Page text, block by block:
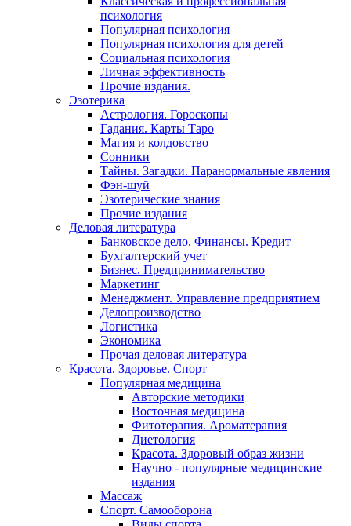
психология
Популярная психология
Популярная психология для детей
Социальная психология
Личная эффективность
Прочие издания.
Эзотерика
Астрология. Гороскопы
Гадания. Карты Таро
Магия и колдовство
Сонники
Тайны. Загадки. Паранормальные явления
Фэн-шуй
Эзотерические знания
Прочие издания
Деловая литература
Банковское дело. Финансы. Кредит
Бухгалтерский учет
Бизнес. Предпринимательство
Маркетинг
Менеджмент. Управление предприятием
Делопроизводство
Логистика
Экономика
Прочая деловая литература
Красота. Здоровье. Спорт
Популярная медицина
Авторские методики
Восточная медицина
Фитотерапия. Ароматерапия
Диетология
Красота. Здоровый образ жизни
Научно - популярные медицинские
издания
Массаж
Спорт. Самооборона